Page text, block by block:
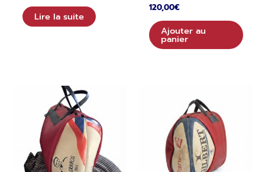
Lire la suite
120,00€
Ajouter au
panier